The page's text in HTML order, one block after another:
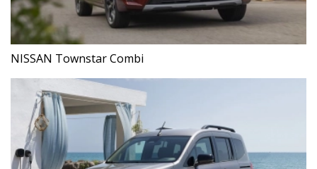
NISSAN Townstar Combi